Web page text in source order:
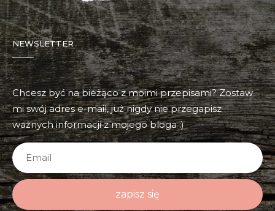
NEWSLETTER
Chcesz być na bieżąco z moimi przepisami? Zostaw
mi swój adres e-mail, już nigdy nie przegapisz
ważnych informacji z mojego bloga :)
zapisz się